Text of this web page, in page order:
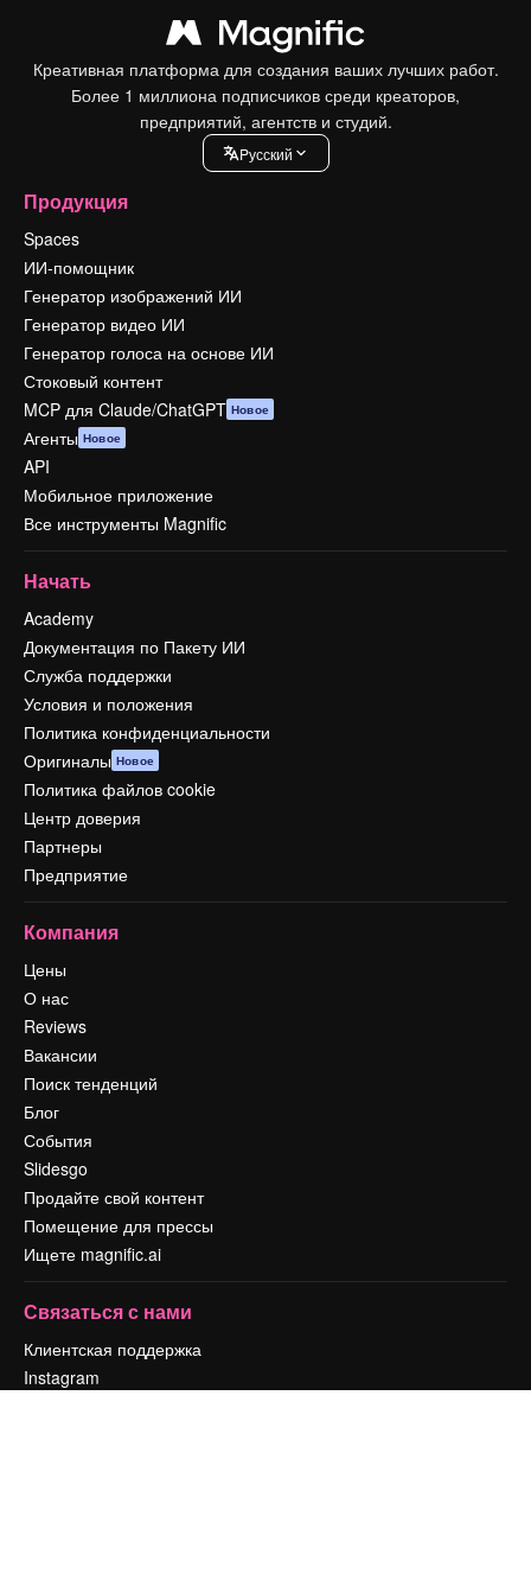
Креативная платформа для создания ваших лучших работ.
Более 1 миллиона подписчиков среди креаторов,
предприятий, агентств и студий.
Pусский
Продукция
Spaces
ИИ-помощник
Генератор изображений ИИ
Генератор видео ИИ
Генератор голоса на основе ИИ
Стоковый контент
MCP для Claude/ChatGPT Новое
Агенты Новое
API
Мобильное приложение
Все инструменты Magnific
Начать
Academy
Документация по Пакету ИИ
Служба поддержки
Условия и положения
Политика конфиденциальности
Оригиналы Новое
Политика файлов cookie
Центр доверия
Партнеры
Предприятие
Компания
Цены
О нас
Reviews
Вакансии
Поиск тенденций
Блог
События
Slidesgo
Продайте свой контент
Помещение для прессы
Ищете magnific.ai
Связаться с нами
Клиентская поддержка
Instagram